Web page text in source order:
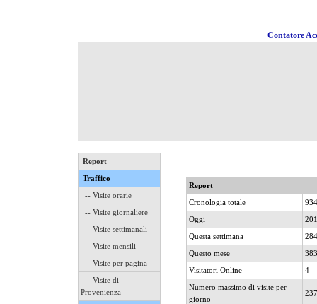
Contatore
Report
Traffico
-- Visite orarie
-- Visite giornaliere
-- Visite settimanali
-- Visite mensili
-- Visite per pagina
-- Visite di
Provenienza
Report
Cronologia totale
Oggi
201
Questa settimana
Questo mese
Visitatori Online
4
Numero massimo di visite per
giorno